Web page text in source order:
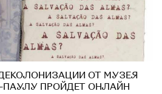
ОТ МУЗЕЯ
ПРОЙДЕТ ОНЛАЙН